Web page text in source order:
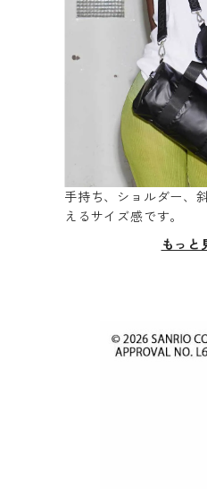
手持ち、ショルダー、
えるサイズ感です。
もっと